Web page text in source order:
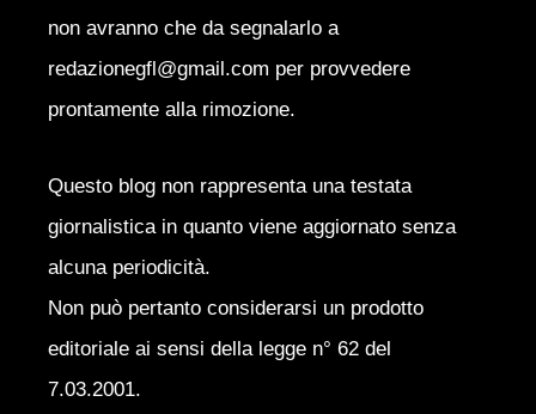
non avranno che da segnalarlo a
redazionegfl@gmail.com per provvedere
prontamente alla rimozione.
Questo blog non rappresenta una testata
giornalistica in quanto viene aggiornato senza
alcuna periodicità.
Non può pertanto considerarsi un prodotto
editoriale ai sensi della legge n° 62 del
7.03.2001.